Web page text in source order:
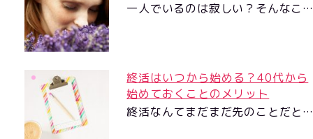
一人でいるのは寂しい？そんなこ
終活はいつから始める？40代から
始めておくことのメリット
終活なんてまだまだ先のことだと